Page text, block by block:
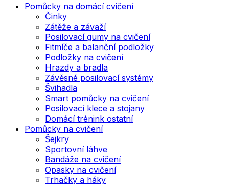
Pomůcky na domácí cvičení
Činky
Zátěže a závaží
Posilovací gumy na cvičení
Fitmíče a balanční podložky
Podložky na cvičení
Hrazdy a bradla
Závěsné posilovací systémy
Švihadla
Smart pomůcky na cvičení
Posilovací klece a stojany
Domácí trénink ostatní
Pomůcky na cvičení
Šejkry
Sportovní láhve
Bandáže na cvičení
Opasky na cvičení
Trhačky a háky